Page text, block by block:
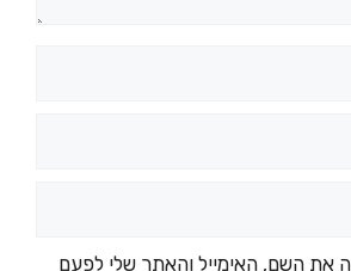
את השם, האימייל והאתר שלי לפעם